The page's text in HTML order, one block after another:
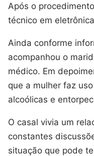
Após o
técnico em
Ainda conforme
acompanhou o
médico. Em
que a mulher faz
alcoólicas e
O casal vivia um
constantes
situação que pode